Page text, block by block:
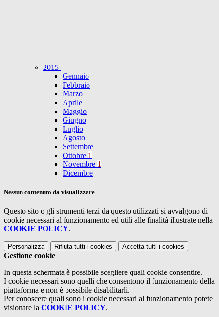
2015
Gennaio
Febbraio
Marzo
Aprile
Maggio
Giugno
Luglio
Agosto
Settembre
Ottobre 1
Novembre 1
Dicembre
Nessun contenuto da visualizzare
Questo sito o gli strumenti terzi da questo utilizzati si avvalgono di
cookie necessari al funzionamento ed utili alle finalità illustrate nella
COOKIE POLICY.
Personalizza Rifiuta tutti i cookies Accetta tutti i cookies
Gestione cookie
In questa schermata è possibile scegliere quali cookie consentire.
I cookie necessari sono quelli che consentono il funzionamento della
piattaforma e non è possibile disabilitarli.
Per conoscere quali sono i cookie necessari al funzionamento potete
visionare la COOKIE POLICY.